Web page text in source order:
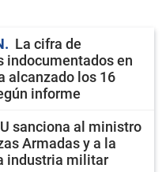
La cifra de
indocumentados en
alcanzado los 16
informe
sanciona al ministro
Armadas y a la
industria militar